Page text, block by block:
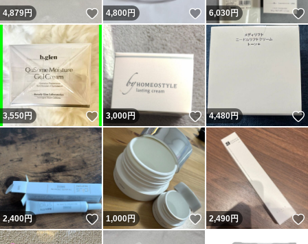
4,879円 いいね！
4,800円 いいね！
6,030円
3,550円 いいね！
3,000円 いいね！
4,480円
2,400円 いいね！
1,000円 いいね！
2,490円